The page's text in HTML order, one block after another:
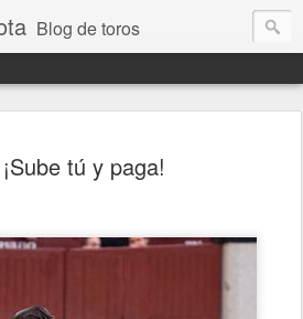
Blog de toros
¡Sube tú y paga!